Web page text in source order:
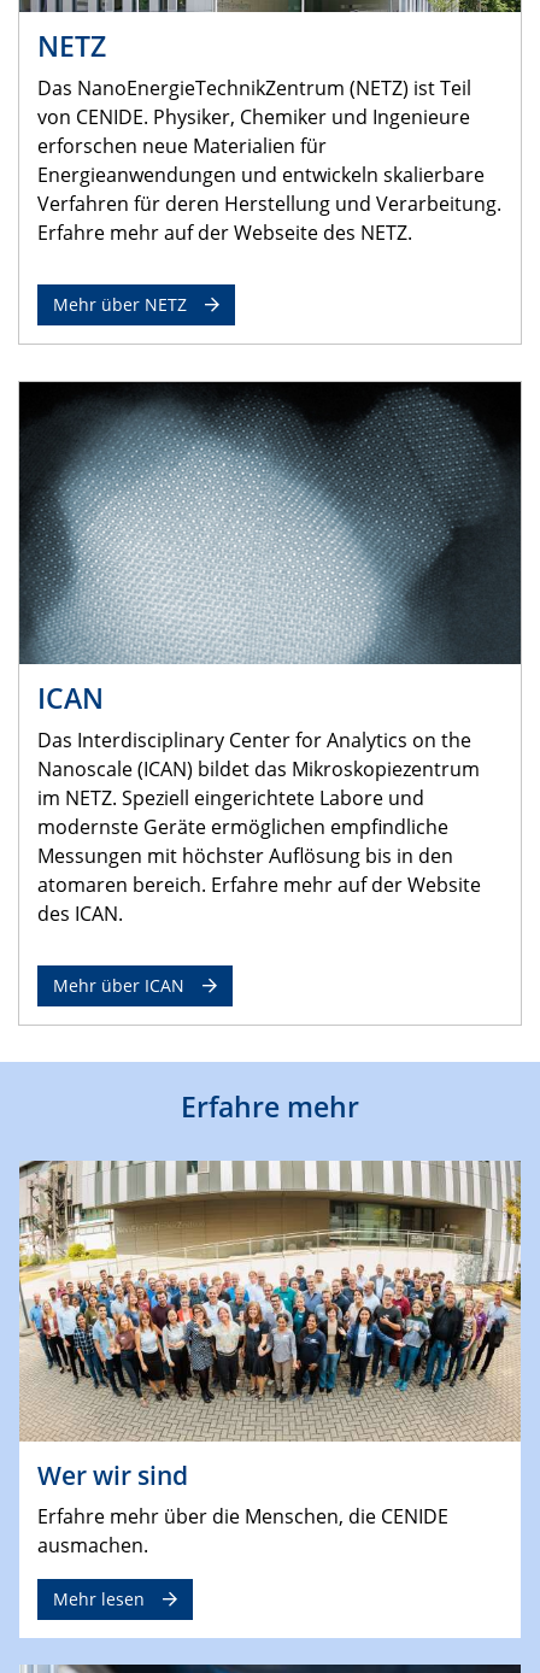
NETZ
Das NanoEnergieTechnikZentrum (NETZ) ist Teil
von CENIDE. Physiker, Chemiker und Ingenieure
erforschen neue Materialien für
Energieanwendungen und entwickeln skalierbare
Verfahren für deren Herstellung und Verarbeitung.
Erfahre mehr auf der Webseite des NETZ.
Mehr über NETZ
ICAN
Das Interdisciplinary Center for Analytics on the
Nanoscale (ICAN) bildet das Mikroskopiezentrum
im NETZ. Speziell eingerichtete Labore und
modernste Geräte ermöglichen empfindliche
Messungen mit höchster Auflösung bis in den
atomaren bereich. Erfahre mehr auf der Website
des ICAN.
Mehr über ICAN
Erfahre mehr
Wer wir sind
Erfahre mehr über die Menschen, die CENIDE
ausmachen.
Mehr lesen